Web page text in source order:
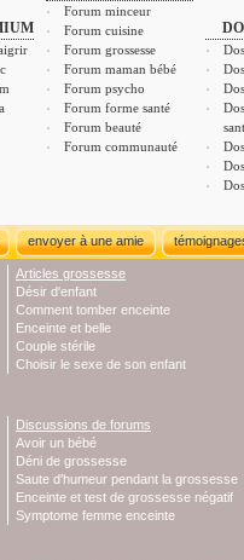
Forum minceur
Forum cuisine
Forum grossesse
Forum maman bébé
Forum psycho
Forum forme santé
Forum beauté
Forum communauté
envoyer à une amie
Articles grossesse
Désir d'enfant
Comment tomber enceinte
Enceinte et belle
Couple stérile
Choisir le sexe de son enfant
Discussions de forums
Avoir un bébé
Déni de grossesse
Saute d'humeur pendant la grossesse
Enceinte et test de grossesse négatif
Symptome femme enceinte